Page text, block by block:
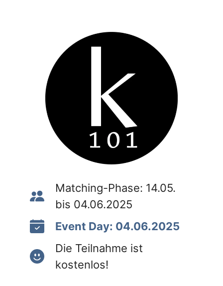
Matching-Phase: 14.05.
bis 04.06.2025
Event Day: 04.06.2025
Die Teilnahme ist
kostenlos!